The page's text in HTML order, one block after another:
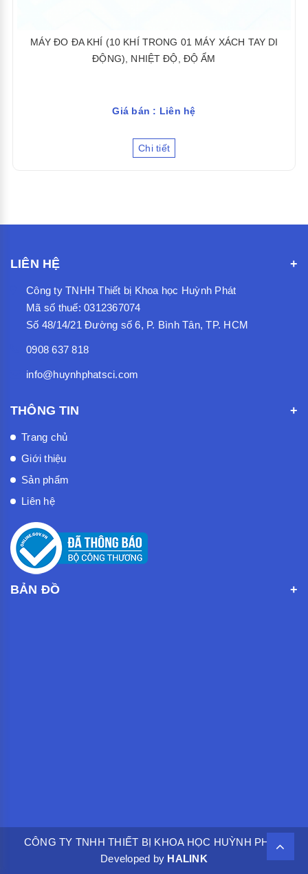
MÁY ĐO ĐA KHÍ (10 KHÍ TRONG 01 MÁY XÁCH TAY DI
ĐỘNG), NHIỆT ĐỘ, ĐỘ ẨM
Giá bán : Liên hệ
Chi tiết
LIÊN HỆ
Công ty TNHH Thiết bị Khoa học Huỳnh Phát
Mã số thuế: 0312367074
Số 48/14/21 Đường số 6, P. Bình Tân, TP. HCM
0908 637 818
info@huynhphatsci.com
THÔNG TIN
Trang chủ
Giới thiệu
Sản phẩm
Liên hệ
BẢN ĐỒ
CÔNG TY TNHH THIẾT BỊ KHOA HỌC HUỲNH PHÁT.
Developed by HALINK